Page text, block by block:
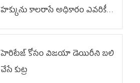
హక్కును కాలరాసే అధికారం ఎవరికీ
లేదు
హెరిటేజ్ కోసం విజయా డెయిరీని బలి
చేసే కుట్ర‌